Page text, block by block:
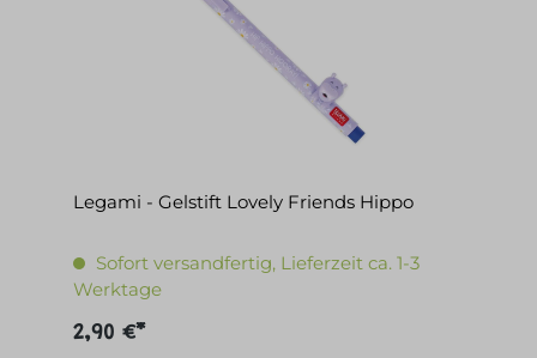
Legami - Gelstift Lovely Friends Hippo
Sofort versandfertig, Lieferzeit ca. 1-3
Werktage
2,90 €*